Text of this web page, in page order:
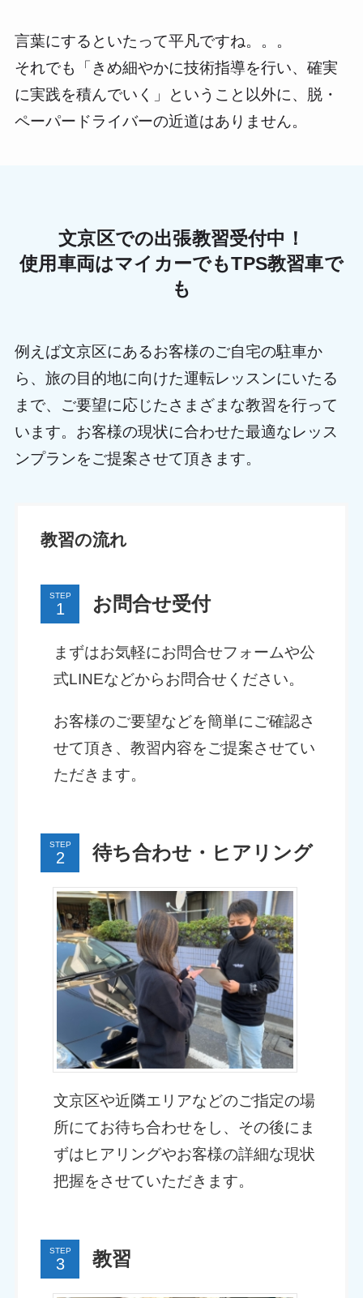
言葉にするといたって平凡ですね。。。
それでも「きめ細やかに技術指導を行い、確実
に実践を積んでいく」ということ以外に、脱・
ペーパードライバーの近道はありません。
文京区での出張教習受付中！
使用車両はマイカーでもTPS教習車で
も
例えば文京区にあるお客様のご自宅の駐車か
ら、旅の目的地に向けた運転レッスンにいたる
まで、ご要望に応じたさまざまな教習を行って
います。お客様の現状に合わせた最適なレッス
ンプランをご提案させて頂きます。
教習の流れ
STEP お問合せ受付
まずはお気軽にお問合せフォームや公
式LINEなどからお問合せください。
お客様のご要望などを簡単にご確認さ
せて頂き、教習内容をご提案させてい
ただきます。
STEP 待ち合わせ・ヒアリング
文京区や近隣エリアなどのご指定の場
所にてお待ち合わせをし、その後にま
ずはヒアリングやお客様の詳細な現状
把握をさせていただきます。
STEP 教習